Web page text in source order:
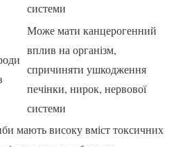
системи
Може мати канцерогенний
вплив на організм,
спричиняти ушкодження
печінки, нирок, нервової
системи
мають високу вміст токсичних